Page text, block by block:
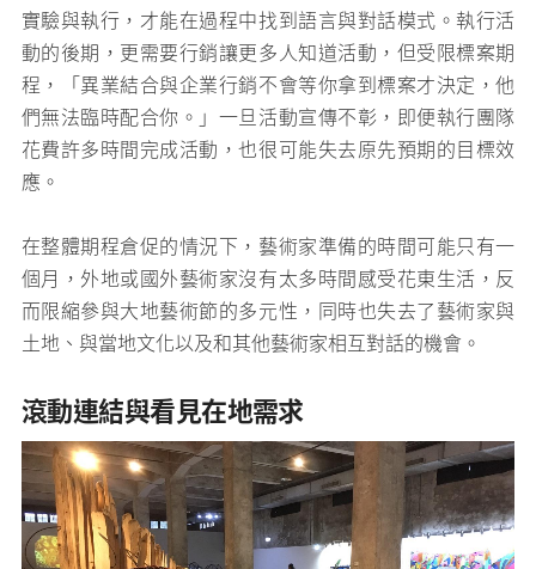
實驗與執行，才能在過程中找到語言與對話模式。執行活
動的後期，更需要行銷讓更多人知道活動，但受限標案期
程，「異業結合與企業行銷不會等你拿到標案才決定，他
們無法臨時配合你。」一旦活動宣傳不彰，即便執行團隊
花費許多時間完成活動，也很可能失去原先預期的目標效
應。
在整體期程倉促的情況下，藝術家準備的時間可能只有一
個月，外地或國外藝術家沒有太多時間感受花東生活，反
而限縮參與大地藝術節的多元性，同時也失去了藝術家與
土地、與當地文化以及和其他藝術家相互對話的機會。
滾動連結與看見在地需求